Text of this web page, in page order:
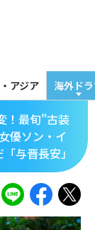
アジア 海外ド
！最旬"古装
優ソン・イ
与晋長安」